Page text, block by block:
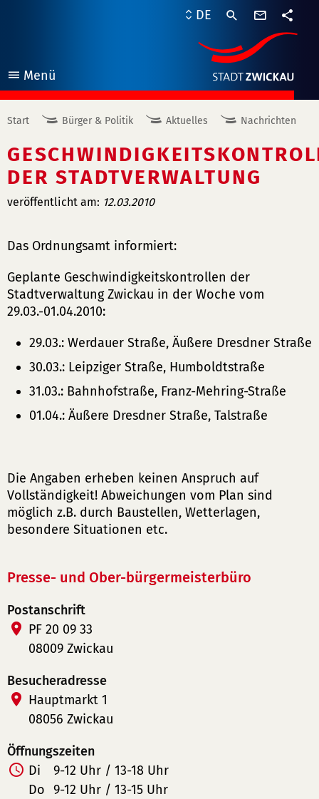
Menü
öffnen
DE
Start Bürger & Politik Aktuelles Nachrichten
DER STADTVERWALTUNG
veröffentlicht am: 12.03.2010
Das Ordnungsamt informiert:
Geplante Geschwindigkeitskontrollen der
Stadtverwaltung Zwickau in der Woche vom
29.03.-01.04.2010:
29.03.: Werdauer Straße, Äußere Dresdner Straße
30.03.: Leipziger Straße, Humboldtstraße
31.03.: Bahnhofstraße, Franz-Mehring-Straße
01.04.: Äußere Dresdner Straße, Talstraße
Die Angaben erheben keinen Anspruch auf
Vollständigkeit! Abweichungen vom Plan sind
möglich z.B. durch Baustellen, Wetterlagen,
besondere Situationen etc.
Presse- und Ober-bürgermeisterbüro
Postanschrift
PF 20 09 33
08009 Zwickau
Besucheradresse
Hauptmarkt 1
08056 Zwickau
Öffnungszeiten
Di
9-12 Uhr / 13-18 Uhr
Do 9-12 Uhr / 13-15 Uhr